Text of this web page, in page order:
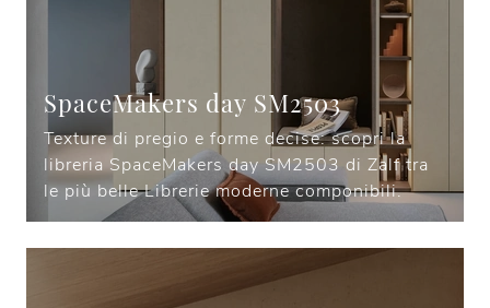
SpaceMakers day SM2503
Texture di pregio e forme decise: scopri la
libreria SpaceMakers day SM2503 di Zalf tra
le più belle Librerie moderne componibili.